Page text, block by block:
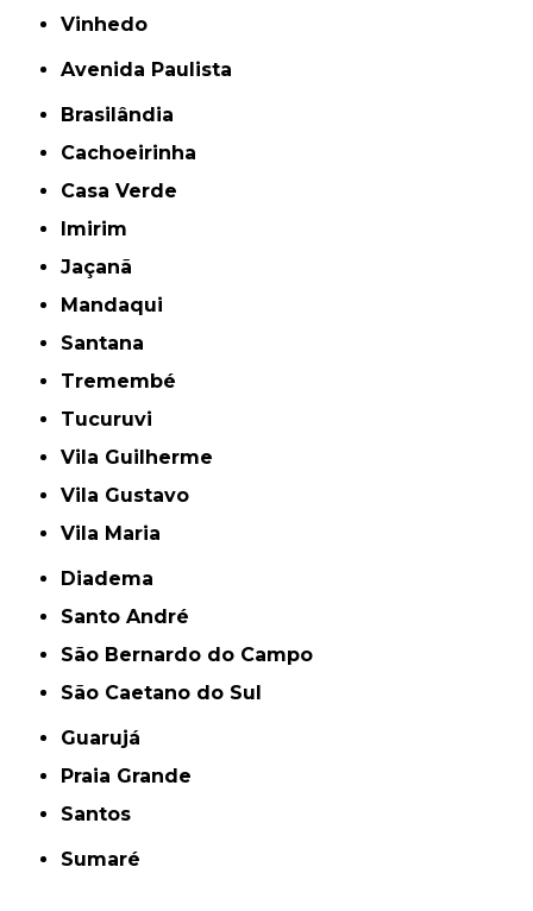
Vinhedo
Avenida Paulista
Brasilândia
Cachoeirinha
Casa Verde
Imirim
Jaçanã
Mandaqui
Santana
Tremembé
Tucuruvi
Vila Guilherme
Vila Gustavo
Vila Maria
Diadema
Santo André
São Bernardo do Campo
São Caetano do Sul
Guarujá
Praia Grande
Santos
Sumaré